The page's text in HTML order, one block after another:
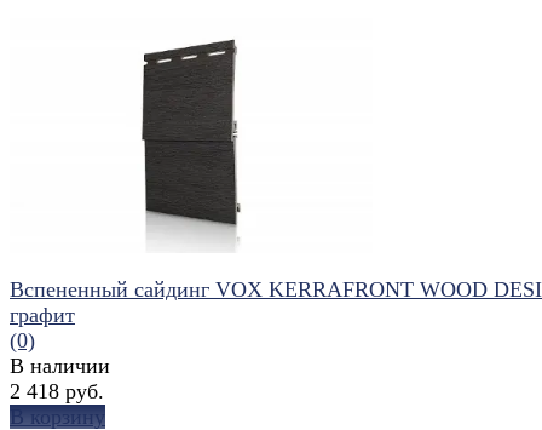
Вспененный сайдинг VOX KERRAFRONT WOOD
графит
(0)
В наличии
2 418 руб.
В корзину